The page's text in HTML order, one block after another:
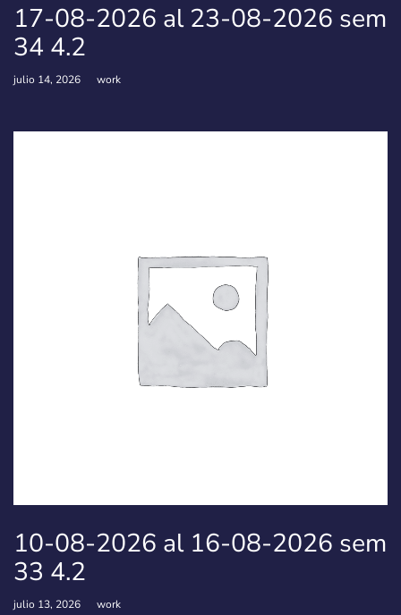
17-08-2026 al 23-08-2026 sem
34 4.2
julio 14, 2026 work
10-08-2026 al 16-08-2026 sem
33 4.2
julio 13, 2026 work